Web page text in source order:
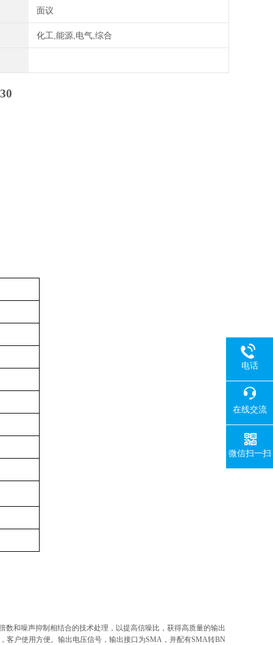
面议
化工,能源,电气,综合
数和噪声抑制相结合的技术处理，以提高信噪比，获得高质量的输出
客户使用方便。输出电压信号，输出接口为SMA，并配有SMA转BN
电话
在线交流
微信扫一扫